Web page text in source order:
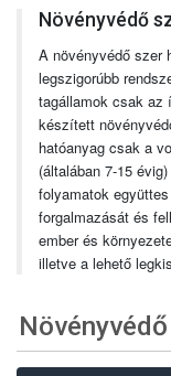
Növényvédő
A növényvédő szer
legszigorúbb
tagállamok csak az
készített
hatóanyag csak a
(általában 7-15
folyamatok
forgalmazását és
ember és
illetve a lehető